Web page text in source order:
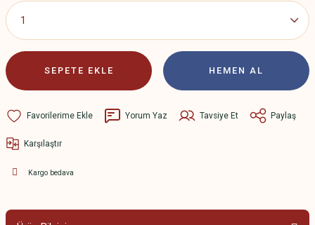
SEPETE EKLE HEMEN AL
Yorum Yaz Tavsiye Et Paylaş
Karşılaştır
Kargo bedava